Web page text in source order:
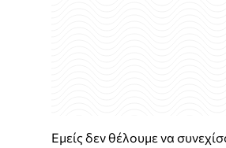
Εμείς δεν θέλουμε να